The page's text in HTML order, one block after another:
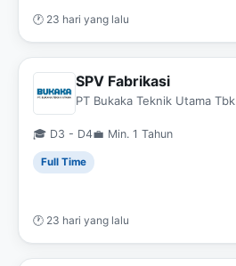
🕐 23 hari yang lalu
SPV Fabrikasi
PT Bukaka Teknik Utama Tbk
🎓 D3 - D4💼 Min. 1 Tahun
Full Time
🕐 23 hari yang lalu